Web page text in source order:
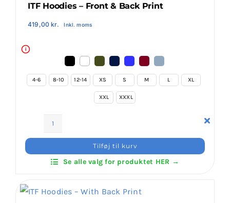
ITF Hoodies – Front & Back Print
419,00kr. Inkl. moms
i
4-6 8-10 12-14 XS S M L XL
XXL XXXL
–
Front
Back
Tilføj til kurv
Se alle valg for produktet HER →